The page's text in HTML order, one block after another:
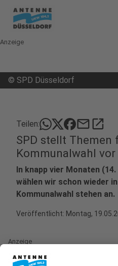
Anzeige
© SPD Düsseldorf
Teilen: mailopen_in_new
SPD stellt Themen
Kommunalwahl vor
In knapp vier Monaten
wählen wir schon wieder
Kommunalwahl stehen an.
Veröffentlicht: Montag,
Anzeige